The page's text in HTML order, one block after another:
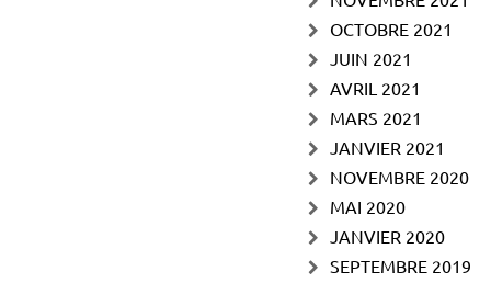
OCTOBRE 2021
JUIN 2021
AVRIL 2021
MARS 2021
JANVIER 2021
NOVEMBRE 2020
MAI 2020
JANVIER 2020
SEPTEMBRE 2019